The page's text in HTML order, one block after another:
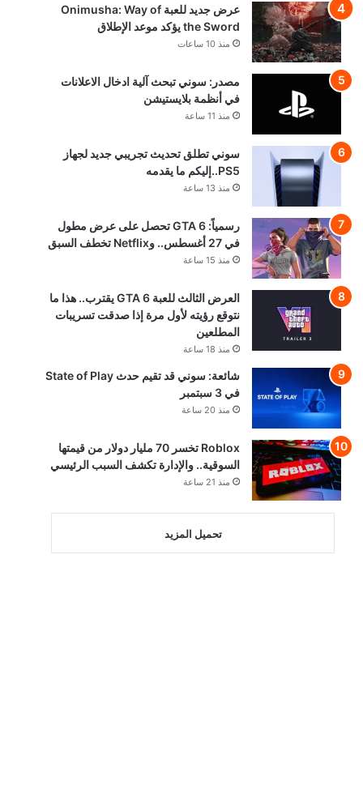
عرض جديد للعبة Onimusha: Way of
the Sword يؤكد موعد الإطلاق
منذ 10 ساعات
مصدر: سوني تبحث آلية ادخال الاعلانات
في أنظمة بلايستيشن
منذ 11 ساعة
سوني تطلق تحديث تجريبي جديد لجهاز
PS5..إليكم ما يقدمه
منذ 13 ساعة
رسمياً: GTA 6 تحصل على عرض مطول
في 27 أغسطس.. وNetflix تخطف السبق
منذ 15 ساعة
العرض الثالث للعبة GTA 6 يقترب.. هذا ما
نتوقع رؤيته لأول مرة إذا صدقت تسريبات
المطلعين
منذ 18 ساعة
شائعة: سوني قد تقيم حدث State of Play
في 3 سبتمبر
منذ 20 ساعة
Roblox تخسر 70 مليار دولار من قيمتها
السوقية.. والإدارة تكشف السبب الرئيسي
منذ 21 ساعة
تحميل المزيد